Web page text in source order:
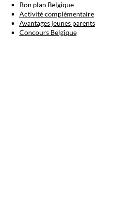
Bon plan Belgique
Activité complémentaire
Avantages jeunes parents
Concours Belgique